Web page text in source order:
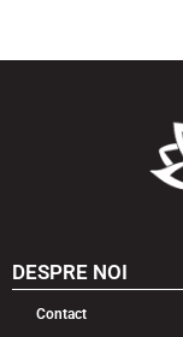
DESPRE NOI
Contact